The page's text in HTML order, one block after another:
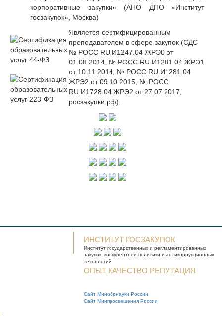
корпоративные закупки» (АНО ДПО «Институт
госзакупок», Москва)
Является сертифицированным
преподавателем в сфере закупок (СДС
№ РОСС RU.И1247.04 ЖРЭ0 от
01.08.2014, № РОСС RU.И1281.04 ЖРЭ1
от 10.11.2014, № РОСС RU.И1281.04
ЖРЭ2 от 09.10.2015, № РОСС
RU.И1728.04 ЖРЭ2 от 27.07.2017,
росзакупки.рф).
ИНСТИТУТ ГОСЗАКУПОК
Институт государственных и регламентированных
закупок, конкурентной политики и антикоррупционных
технологий
ОПЫТ КАЧЕСТВО РЕПУТАЦИЯ
Сайт Минобрнауки России
Сайт Минпросвещения России